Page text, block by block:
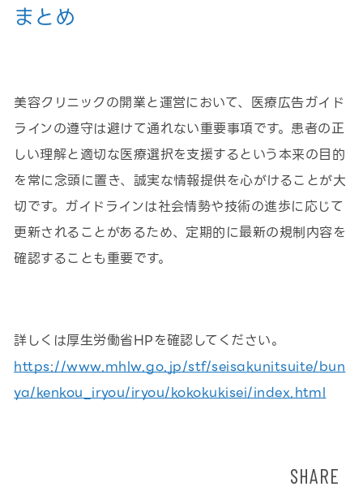
まとめ
美容クリニックの開業と運営において、医療広告ガイド
ラインの遵守は避けて通れない重要事項です。患者の正
しい理解と適切な医療選択を支援するという本来の目的
を常に念頭に置き、誠実な情報提供を心がけることが大
切です。ガイドラインは社会情勢や技術の進歩に応じて
更新されることがあるため、定期的に最新の規制内容を
確認することも重要です。
詳しくは厚生労働省HPを確認してください。
https://www.mhlw.go.jp/stf/seisakunitsuite/bun
ya/kenkou_iryou/iryou/kokokukisei/index.html
SHARE